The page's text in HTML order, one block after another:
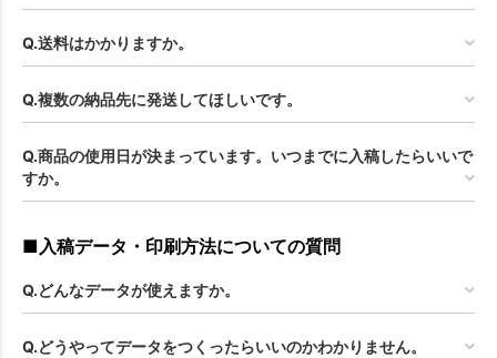
Q.送料はかかりますか。
Q.複数の納品先に発送してほしいです。
Q.商品の使用日が決まっています。いつまでに入稿したらいいで
すか。
■入稿データ・印刷方法についての質問
Q.どんなデータが使えますか。
Q.どうやってデータをつくったらいいのかわかりません。